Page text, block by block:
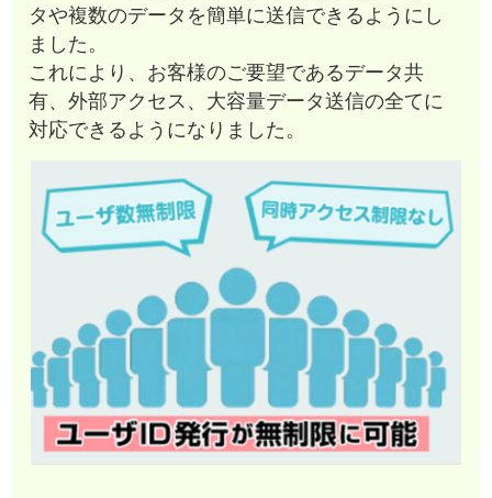
タや複数のデータを簡単に送信できるようにし
ました。
これにより、お客様のご要望であるデータ共
有、外部アクセス、大容量データ送信の全てに
対応できるようになりました。